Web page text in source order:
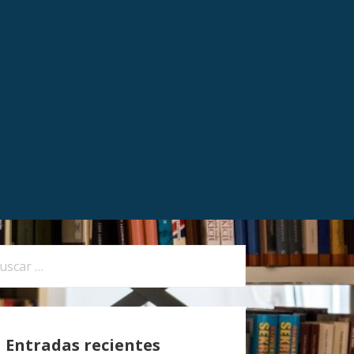
Entradas recientes